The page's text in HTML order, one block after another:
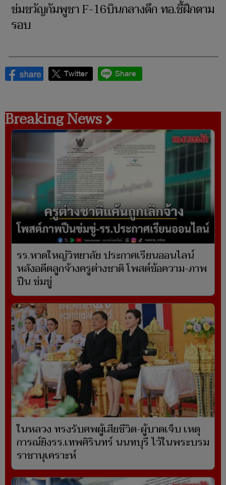
ข่มขวัญกัมพูชา F-16บินกลางดึก ทอ.ชี้ฝึกตาม
รอบ
Breaking News
รร.หาดใหญ่วิทยาลัย ประกาศเรียนออนไลน์
หลังอดีตลูกจ้างครูต่างชาติ โพสต์ข้อความ-ภาพ
ปืน ข่มขู่
ในหลวง ทรงรับศพผู้เสียชีวิต-ผู้บาดเจ็บ เหตุ
การณ์ยิงรร.เทพศิรินทร์ นนทบุรี ไว้ในพระบรม
ราชานุเคราะห์